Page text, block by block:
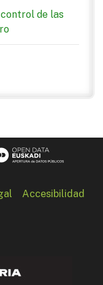
de las
Accesibilidad